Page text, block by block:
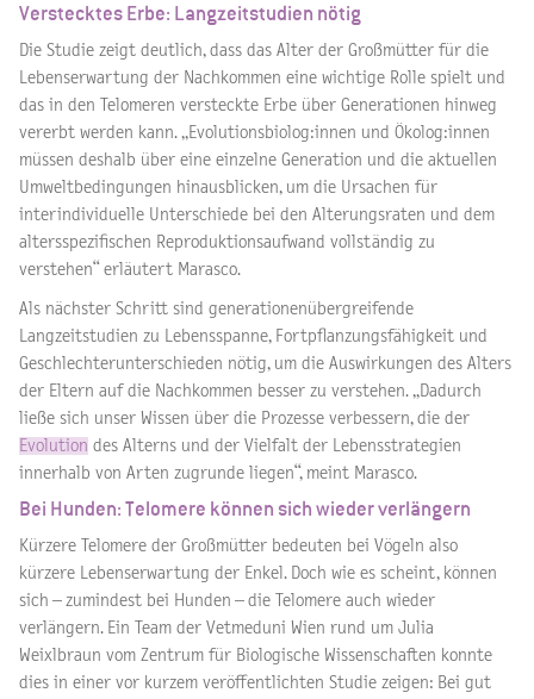
Verstecktes Erbe: Langzeitstudien nötig
Die Studie zeigt deutlich, dass das Alter der Großmütter für die
Lebenserwartung der Nachkommen eine wichtige Rolle spielt und
das in den Telomeren versteckte Erbe über Generationen hinweg
vererbt werden kann. „Evolutionsbiolog:innen und Ökolog:innen
müssen deshalb über eine einzelne Generation und die aktuellen
Umweltbedingungen hinausblicken, um die Ursachen für
interindividuelle Unterschiede bei den Alterungsraten und dem
altersspezifischen Reproduktionsaufwand vollständig zu
verstehen“ erläutert Marasco.
Als nächster Schritt sind generationenübergreifende
Langzeitstudien zu Lebensspanne, Fortpflanzungsfähigkeit und
Geschlechterunterschieden nötig, um die Auswirkungen des Alters
der Eltern auf die Nachkommen besser zu verstehen. „Dadurch
ließe sich unser Wissen über die Prozesse verbessern, die der
Evolution des Alterns und der Vielfalt der Lebensstrategien
innerhalb von Arten zugrunde liegen“, meint Marasco.
Bei Hunden: Telomere können sich wieder verlängern
Kürzere Telomere der Großmütter bedeuten bei Vögeln also
kürzere Lebenserwartung der Enkel. Doch wie es scheint, können
sich – zumindest bei Hunden – die Telomere auch wieder
verlängern. Ein Team der Vetmeduni Wien rund um Julia
Weixlbraun vom Zentrum für Biologische Wissenschaften konnte
dies in einer vor kurzem veröffentlichten Studie zeigen: Bei gut